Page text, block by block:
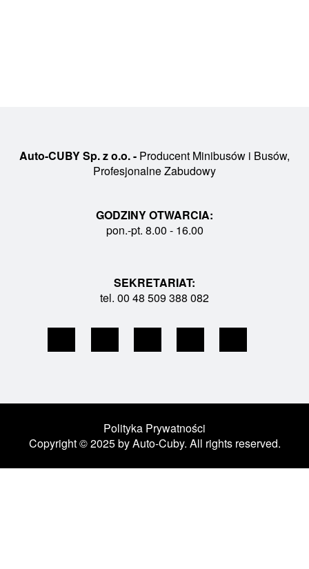
Auto-CUBY Sp. z o.o. - Producent Minibusów i Busów,
Profesjonalne Zabudowy
GODZINY OTWARCIA:
pon.-pt. 8.00 - 16.00
SEKRETARIAT:
tel. 00 48 509 388 082
Polityka Prywatności
Copyright © 2025 by Auto-Cuby. All rights reserved.